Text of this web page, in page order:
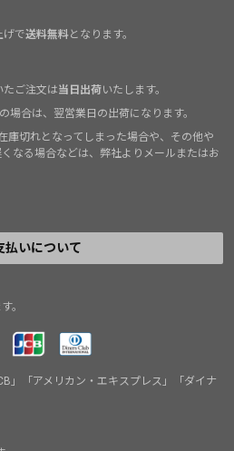
げで送料無料となります。
ご注文は当日出荷いたします。
場合は、翌営業日の出荷になります。
庫切れとなってしまった場合や、その他や
なる場合などは、弊社よりメールまたはお
払いについて
。
」「アメリカン・エキスプレス」「ダイナ